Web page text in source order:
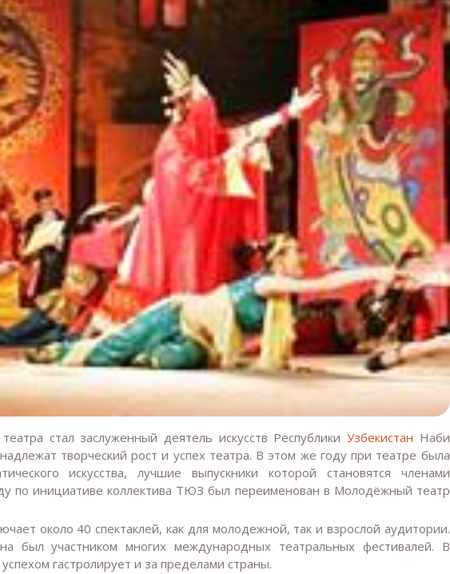
стал заслуженный деятель искусств Республики Узбекистан Наби
творческий рост и успех театра. В этом же году при театре была
искусства, лучшие выпускники которой становятся членами
по инициативе коллектива ТЮЗ был переименован в Молодёжный театр
около 40 спектаклей, как для молодежной, так и взрослой аудитории.
был участником многих международных театральных фестивалей. В
гастролирует и за пределами страны.